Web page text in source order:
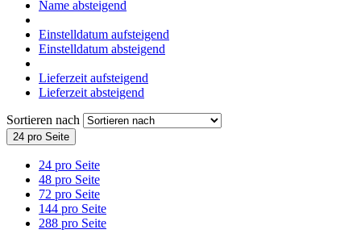
Name absteigend
Einstelldatum aufsteigend
Einstelldatum absteigend
Lieferzeit aufsteigend
Lieferzeit absteigend
Sortieren nach
24 pro Seite
24 pro Seite
48 pro Seite
72 pro Seite
144 pro Seite
288 pro Seite